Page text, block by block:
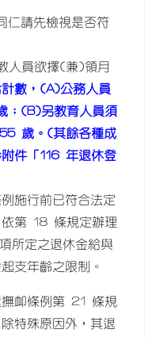
仁請先檢視是否符
人員欲擇(兼)領月
數，(A)公務人員
(B)另教育人員須
歲。(其餘各種成
件「116 年退休登
施行前已符合法定
依第 18 條規定辦理
所定之退休金給與
支年齡之限制。
撫卹條例第 21 條規
特殊原因外，其退